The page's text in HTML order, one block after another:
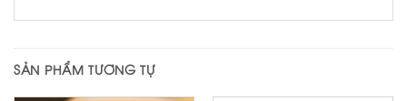
SẢN PHẨM TƯƠNG TỰ